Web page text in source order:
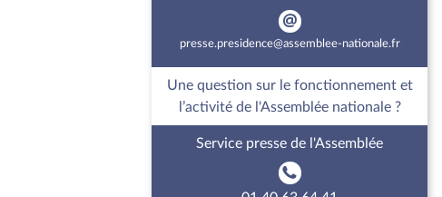
presse.presidence@assemblee-nationale.fr
Une question sur le fonctionnement et
l’activité de l'Assemblée nationale ?
Service presse de l'Assemblée